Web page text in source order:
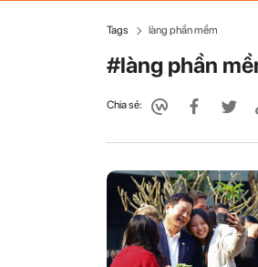
Tags làng phần mềm
#làng phần
Chia sẻ: